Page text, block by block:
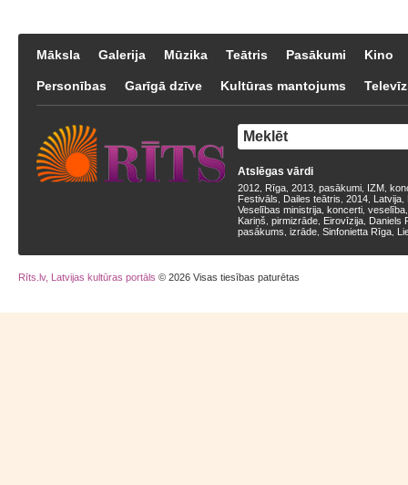
Māksla Galerija Mūzika Teātris Pasākumi Kino
Personības Garīgā dzīve Kultūras mantojums
Atslēgas vārdi
2012 Rīga 2013 pasākumi IZM
Festivāls
Dailes teātris 2014 Latvija
Veselības ministrija koncerti veselība
Kariņš pirmizrāde Eirovīzija Daniels
pasākums izrāde Sinfonietta Rīga
Rīts.lv, Latvijas kultūras portāls © 2026 Visas tiesības paturētas